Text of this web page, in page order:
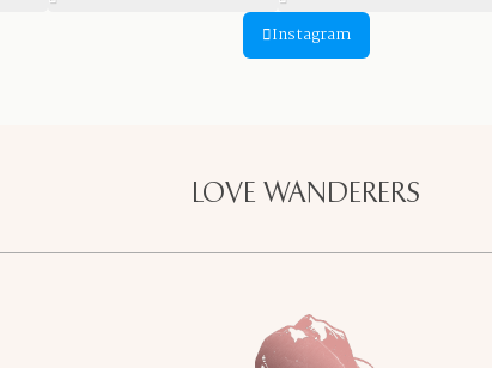
Instagram
LOVE WANDERERS